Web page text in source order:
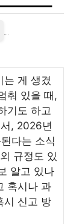
는 게 생겼
춰 있을 때,
기도 하고
서, 2026년
다는 소식
규정도 있
알고 있나
혹시나 과
시 신고 방